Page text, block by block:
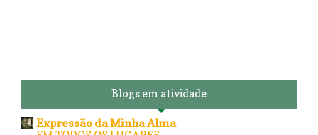
Blogs em atividade
Expressão da Minha Alma